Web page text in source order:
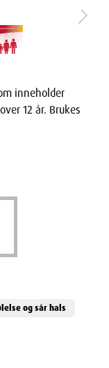
inneholder
12 år. Brukes
og sår hals